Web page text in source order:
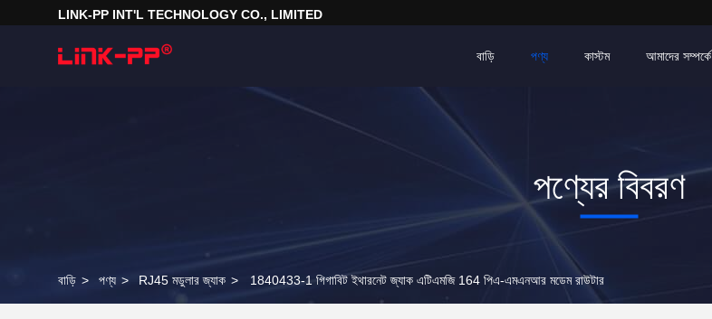
LINK-PP INT'L TECHNOLOGY CO., LIMITED
বাড়ি পণ্য আমাদের সম্পর্কে
কাস্টম
পণ্যের বিবরণ
বাড়ি > পণ্য > RJ45 মডুলার জ্যাক > 1840433-1 গিগাবিট ইথারনেট জ্যাক এটিএমজি 164 পিএ-এমএনআর মডেম রাউটার